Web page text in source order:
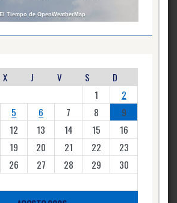
El Tiempo de OpenWeatherMap
X J V S
D
1
2
5 6 7 8
9
12 13 14 15
16
19 20 21 22
23
26 27 28 29
30